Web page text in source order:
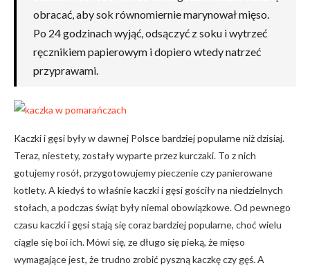
obracać, aby sok równomiernie marynował mięso.
Po 24 godzinach wyjąć, odsączyć z soku i wytrzeć
ręcznikiem papierowym i dopiero wtedy natrzeć
przyprawami.
Kaczki i gęsi były w dawnej Polsce bardziej popularne niż dzisiaj.
Teraz, niestety, zostały wyparte przez kurczaki. To z nich
gotujemy rosół, przygotowujemy pieczenie czy panierowane
kotlety. A kiedyś to właśnie kaczki i gęsi gościły na niedzielnych
stołach, a podczas świąt były niemal obowiązkowe. Od pewnego
czasu kaczki i gęsi stają się coraz bardziej popularne, choć wielu
ciągle się boi ich. Mówi się, ze długo się pieką, że mięso
wymagające jest, że trudno zrobić pyszną kaczkę czy gęś. A